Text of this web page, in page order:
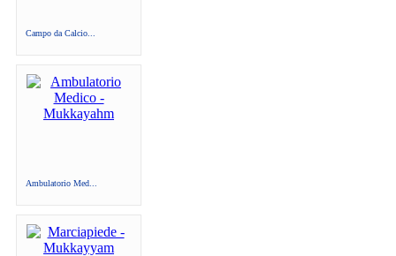
Campo da Calcio...
Ambulatorio Med...